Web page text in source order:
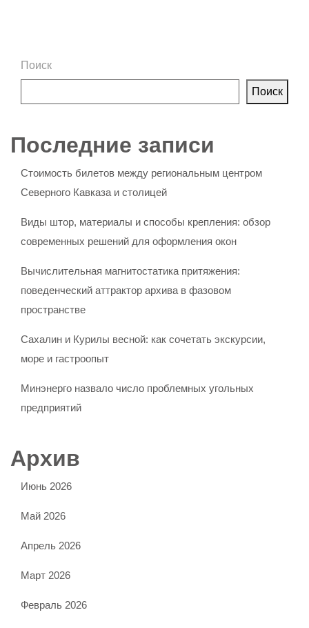
Поиск
Поиск
Последние записи
Стоимость билетов между региональным центром
Северного Кавказа и столицей
Виды штор, материалы и способы крепления: обзор
современных решений для оформления окон
Вычислительная магнитостатика притяжения:
поведенческий аттрактор архива в фазовом
пространстве
Сахалин и Курилы весной: как сочетать экскурсии,
море и гастроопыт
Минэнерго назвало число проблемных угольных
предприятий
Архив
Июнь 2026
Май 2026
Апрель 2026
Март 2026
Февраль 2026